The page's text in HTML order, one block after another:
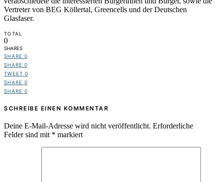
Vertreter von BEG Köllertal, Greencells und der Deutschen
Glasfaser.
TOTAL
0
SHARES
SHARE 0
SHARE 0
TWEET 0
SHARE 0
SHARE 0
SCHREIBE EINEN KOMMENTAR
Deine E-Mail-Adresse wird nicht veröffentlicht. Erforderliche
Felder sind mit * markiert